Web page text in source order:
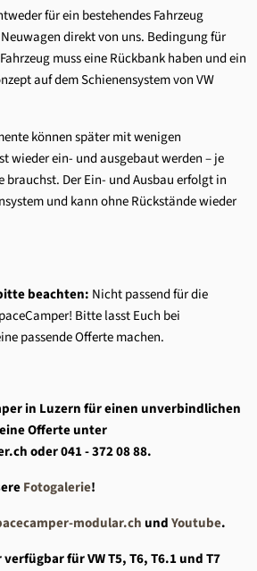
für ein bestehendes Fahrzeug
direkt von uns. Bedingung für
muss eine Rückbank haben und ein
auf dem Schienensystem von VW
können später mit wenigen
wieder ein- und ausgebaut werden – je
brauchst. Der Ein- und Ausbau erfolgt in
und kann ohne Rückstände wieder
beachten: Nicht passend für die
Bitte lasst Euch bei
passende Offerte machen.
in Luzern für einen unverbindlichen
Offerte unter
oder 041 - 372 08 88.
Fotogalerie!
modular.chundYoutube.
für VW T5, T6, T6.1 und T7